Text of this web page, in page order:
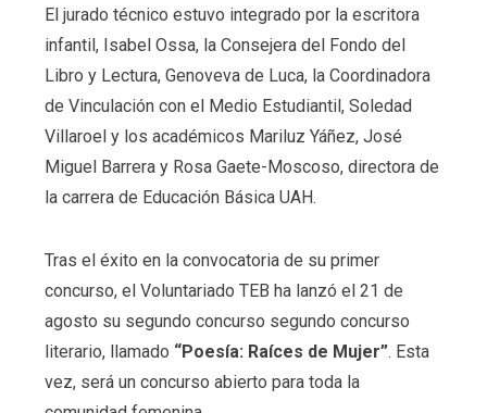
El jurado técnico estuvo integrado por la escritora
infantil, Isabel Ossa, la Consejera del Fondo del
Libro y Lectura, Genoveva de Luca, la Coordinadora
de Vinculación con el Medio Estudiantil, Soledad
Villaroel y los académicos Mariluz Yáñez, José
Miguel Barrera y Rosa Gaete-Moscoso, directora de
la carrera de Educación Básica UAH.
Tras el éxito en la convocatoria de su primer
concurso, el Voluntariado TEB ha lanzó el 21 de
agosto su segundo concurso segundo concurso
literario, llamado “Poesía: Raíces de Mujer”. Esta
vez, será un concurso abierto para toda la